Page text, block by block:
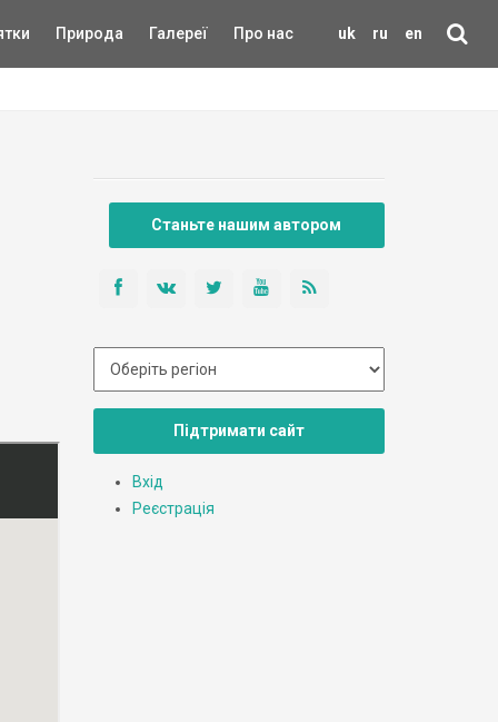
uk ru en
Природа Галереї Про нас
Станьте нашим автором
Підтримати сайт
Вхід
Реєстрація